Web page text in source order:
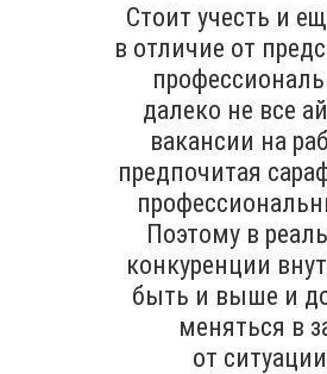
Стоит учесть и
в отличие от
далеко не все
вакансии на
предпочитая
Поэтому в
конкуренции
быть и выше и
меняться в
от